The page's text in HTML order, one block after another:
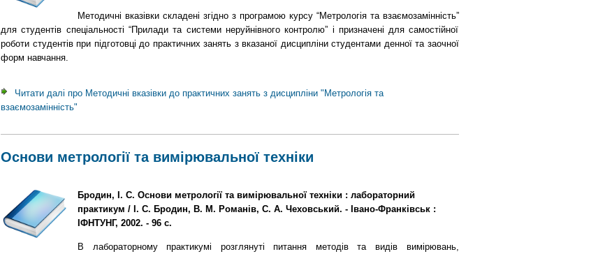
Методичні вказівки складені згідно з програмою курсу “Метрологія та взаємозамінність”
для студентів спеціальності “Прилади та системи неруйнівного контролю” і призначені для самостійної
роботи студентів при підготовці до практичних занять з вказаної дисципліни студентами денної та заочної
форм навчання.
Читати далі про Методичні вказівки до практичних занять з дисципліни "Метрологія та
взаємозамінність"
Основи метрології та вимірювальної техніки
Бродин, І. С. Основи метрології та вимірювальної техніки : лабораторний
практикум / І. С. Бродин, В. М. Романів, С. А. Чеховський. - Івано-Франківськ :
ІФНТУНГ, 2002. - 96 с.
В лабораторному практикумі розглянуті питання методів та видів вимірювань,